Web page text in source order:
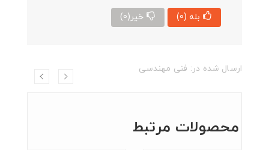
بله (0) خیر (0)
ارسال شده در: فنی مهندسی
محصولات مرتبط